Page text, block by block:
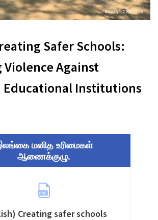
Safer Schools:
Against
Educational Institutions
மனித உரிமைகள்
ஆணைக்குழு.
Creating safer schools